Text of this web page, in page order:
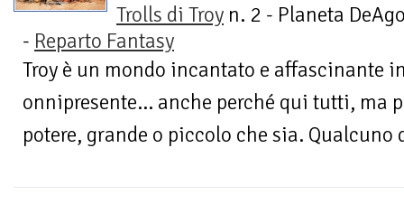
Trolls di Troy n. 2 - Planeta
- Reparto Fantasy
Troy è un mondo incantato e affascinante
onnipresente... anche perché qui tutti, ma
potere, grande o piccolo che sia.